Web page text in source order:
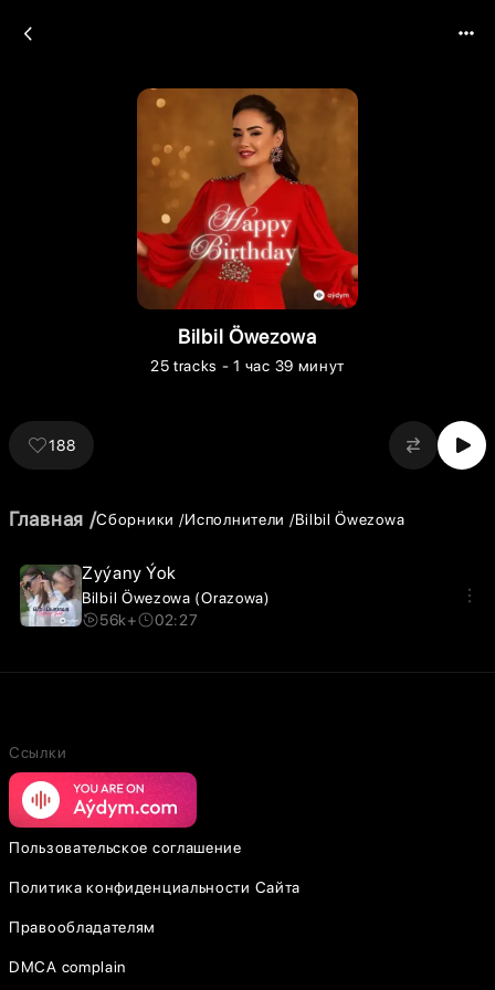
Bilbil Öwezowa
25 tracks - 1 час 39 минут
188
Главная Сборники Исполнители Bilbil Öwezowa
Zyýany Ýok
Bilbil Öwezowa (Orazowa)
56k+
02:27
Ссылки
Пользовательское соглашение
Политика конфиденциальности Сайта
Правообладателям
DMCA complain